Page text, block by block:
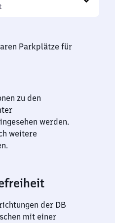
Parkplätze für
zu den
werden.
weitere
der DB
mit einer